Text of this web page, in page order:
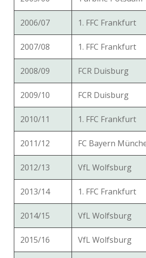
2006/07 1. FFC Frankfurt
2007/08 1. FFC Frankfurt
2008/09 FCR Duisburg
2009/10 FCR Duisburg
2010/11 1. FFC Frankfurt
2011/12 FC Bayern
2012/13 VfL Wolfsburg
2013/14 1. FFC Frankfurt
2014/15 VfL Wolfsburg
2015/16 VfL Wolfsburg